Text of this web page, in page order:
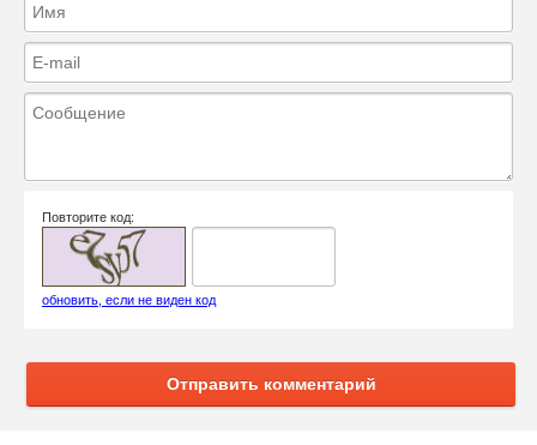
Повторите код:
обновить, если не виден код
Отправить комментарий